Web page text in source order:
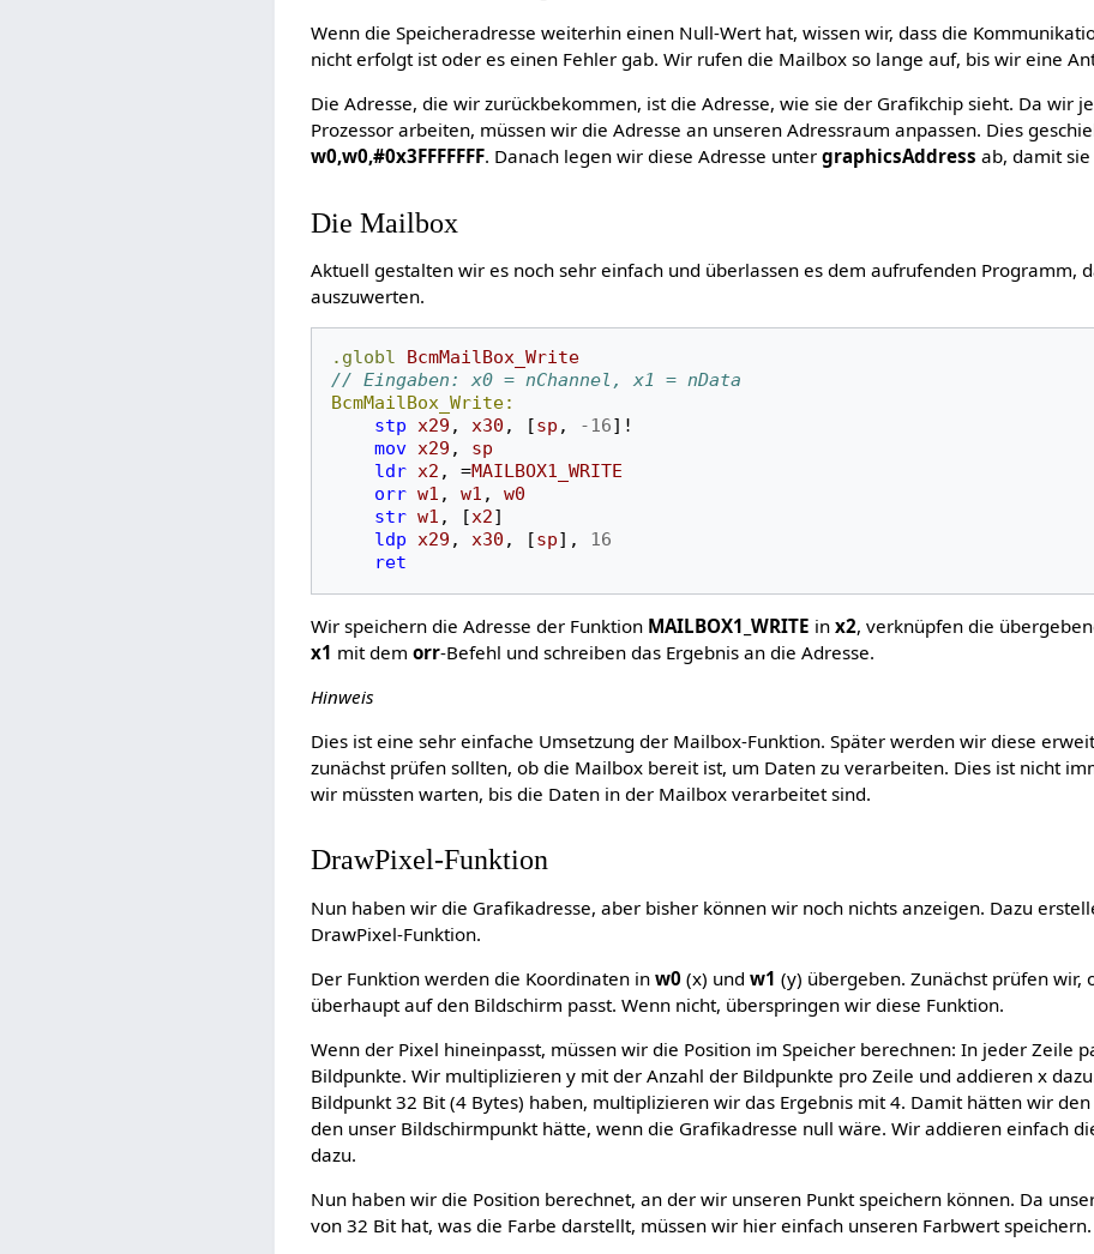
Wenn die Speicheradresse weiterhin einen Null-Wert hat, wissen wir, dass die
nicht erfolgt ist oder es einen Fehler gab. Wir rufen die Mailbox so lange auf, bis wir eine
Die Adresse, die wir zurückbekommen, ist die Adresse, wie sie der Grafikchip sieht. Da wir
Prozessor arbeiten, müssen wir die Adresse an unseren Adressraum anpassen. Dies
w0,w0,#0x3FFFFFFF. Danach legen wir diese Adresse untergraphicsAddress ab, damit
Die Mailbox
Aktuell gestalten wir es noch sehr einfach und überlassen es dem aufrufenden Programm,
auszuwerten.
.globl
BcmMailBox_Write
// Eingaben: x0 = nChannel, x1 = nData
BcmMailBox_Write:
stp x29 , x30 , [sp , -16]!
mov x29 ,
sp
ldr x2 , =MAILBOX1_WRITE
orr w1 , w1 ,
w0
str w1 , [x2]
ldp x29 , x30 , [sp],
16
ret
Wir speichern die Adresse der Funktion MAILBOX1_WRITE inx2, verknüpfen die
x1 mit demorr-Befehl und schreiben das Ergebnis an die Adresse.
Hinweis
Dies ist eine sehr einfache Umsetzung der Mailbox-Funktion. Später werden wir diese
zunächst prüfen sollten, ob die Mailbox bereit ist, um Daten zu verarbeiten. Dies ist nicht
wir müssten warten, bis die Daten in der Mailbox verarbeitet sind.
DrawPixel-Funktion
Nun haben wir die Grafikadresse, aber bisher können wir noch nichts anzeigen. Dazu
DrawPixel-Funktion.
Der Funktion werden die Koordinaten inw0 (x) undw1 (y) übergeben. Zunächst prüfen wir,
überhaupt auf den Bildschirm passt. Wenn nicht, überspringen wir diese Funktion.
Wenn der Pixel hineinpasst, müssen wir die Position im Speicher berechnen: In jeder Zeile
Bildpunkte. Wir multiplizieren y mit der Anzahl der Bildpunkte pro Zeile und addieren x
Bildpunkt 32 Bit (4 Bytes) haben, multiplizieren wir das Ergebnis mit 4. Damit hätten wir
den unser Bildschirmpunkt hätte, wenn die Grafikadresse null wäre. Wir addieren einfach
dazu.
Nun haben wir die Position berechnet, an der wir unseren Punkt speichern können. Da
von 32 Bit hat, was die Farbe darstellt, müssen wir hier einfach unseren Farbwert speichern.